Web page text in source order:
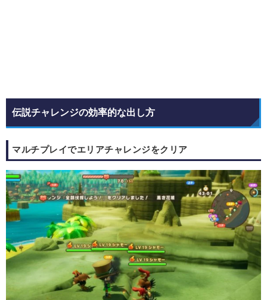
伝説チャレンジの効率的な出し方
マルチプレイでエリアチャレンジをクリア